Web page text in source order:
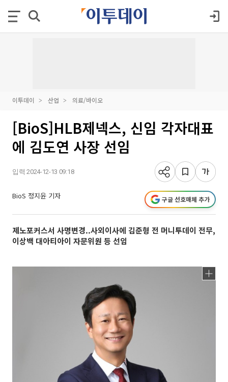
이투데이 산업 의료/바이오
[BioS]HLB제넥스, 신임 각자대표
에 김도연 사장 선임
입력 2024-12-13 09:18
BioS 정지윤 기자 구글 선호매체 추가
제노포커스서 사명변경..사외이사에 김준형 전 머니투데이 전무,
이상백 대아티아이 자문위원 등 선임